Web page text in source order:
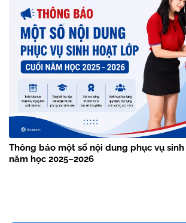
Thông báo một số nội dung phục vụ
năm học 2025–2026